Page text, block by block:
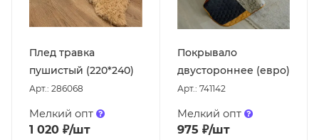
Плед травка
пушистый (220*240)
Арт.: 286068
Мелкий опт
1 020 ₽/шт
Покрывало
двустороннее (евро)
Арт.: 741142
Мелкий опт
975 ₽/шт